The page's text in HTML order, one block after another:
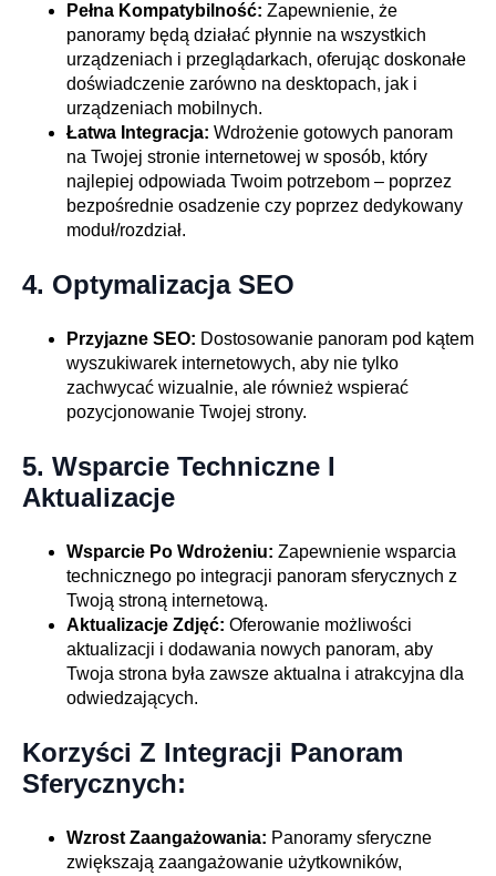
Pełna Kompatybilność: Zapewnienie, że
panoramy będą działać płynnie na wszystkich
urządzeniach i przeglądarkach, oferując doskonałe
doświadczenie zarówno na desktopach, jak i
urządzeniach mobilnych.
Łatwa Integracja: Wdrożenie gotowych panoram
na Twojej stronie internetowej w sposób, który
najlepiej odpowiada Twoim potrzebom – poprzez
bezpośrednie osadzenie czy poprzez dedykowany
moduł/rozdział.
4. Optymalizacja SEO
Przyjazne SEO: Dostosowanie panoram pod kątem
wyszukiwarek internetowych, aby nie tylko
zachwycać wizualnie, ale również wspierać
pozycjonowanie Twojej strony.
5. Wsparcie Techniczne I
Aktualizacje
Wsparcie Po Wdrożeniu: Zapewnienie wsparcia
technicznego po integracji panoram sferycznych z
Twoją stroną internetową.
Aktualizacje Zdjęć: Oferowanie możliwości
aktualizacji i dodawania nowych panoram, aby
Twoja strona była zawsze aktualna i atrakcyjna dla
odwiedzających.
Korzyści Z Integracji Panoram
Sferycznych:
Wzrost Zaangażowania: Panoramy sferyczne
zwiększają zaangażowanie użytkowników,